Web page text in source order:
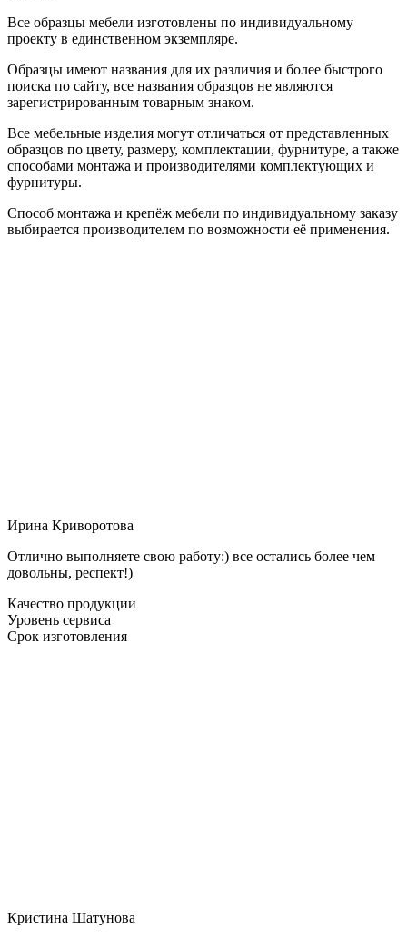
Все образцы мебели изготовлены по индивидуальному
проекту в единственном экземпляре.
Образцы имеют названия для их различия и более быстрого
поиска по сайту, все названия образцов не являются
зарегистрированным товарным знаком.
Все мебельные изделия могут отличаться от представленных
образцов по цвету, размеру, комплектации, фурнитуре, а также
способами монтажа и производителями комплектующих и
фурнитуры.
Способ монтажа и крепёж мебели по индивидуальному заказу
выбирается производителем по возможности её применения.
Ирина Криворотова
Отлично выполняете свою работу:) все остались более чем
довольны, респект!)
Качество продукции
Уровень сервиса
Срок изготовления
Кристина Шатунова